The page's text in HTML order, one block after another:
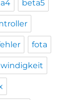
beta5
fota